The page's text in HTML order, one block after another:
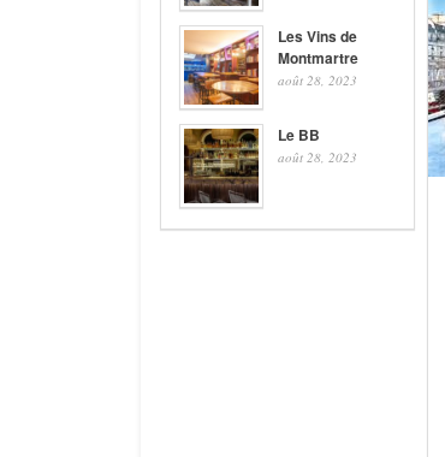
Les Vins de
Montmartre
août 28, 2023
Le BB
août 28, 2023